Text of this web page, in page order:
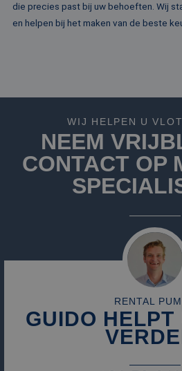
die precies past bij uw behoeften. Wij
en helpen bij het maken van de beste
WIJ HELPEN U
NEEM
CONTACT OP
RENTAL
GUIDO